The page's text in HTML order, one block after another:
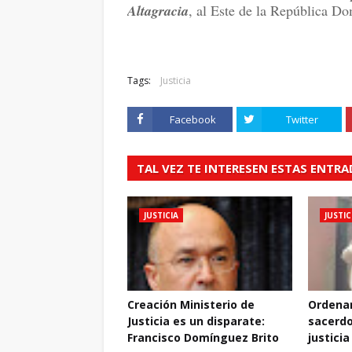
Altagracia, al Este de la República
Tags: Justicia
Facebook Twitter
TAL VEZ TE INTERESEN ESTAS
JUSTICIA
Creación Ministerio de
Justicia es un disparate:
Francisco Domínguez Brito
justicia